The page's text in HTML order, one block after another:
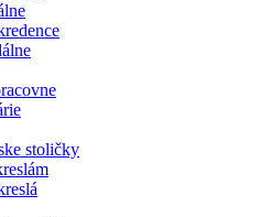
stoličky